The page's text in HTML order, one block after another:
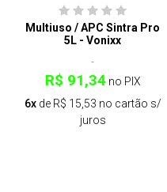
Multiuso / APC Sintra Pro
5L - Vonixx
R$ 91,34no PIX
6xde R$ 15,53 no cartão s/
juros